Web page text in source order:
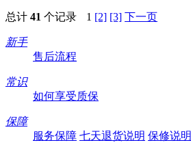
总计 41 个记录 1 [2] [3] 下一页
新手
售后流程
常识
如何享受质保
保障
服务保障 七天退货说明 保修说明